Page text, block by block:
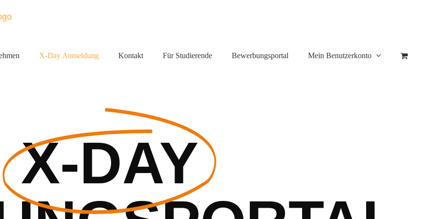
X-Day Anmeldung Kontakt Für Studierende Bewerbungsportal Mein Benutzerkonto
X-DAY